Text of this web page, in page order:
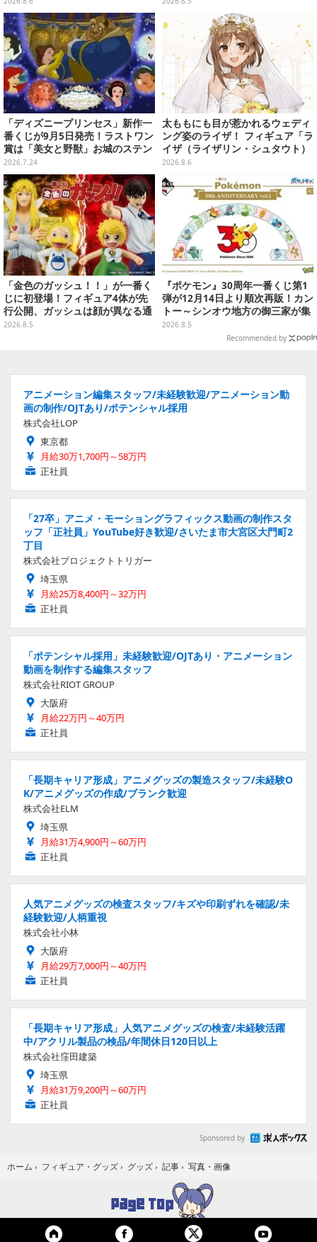
ベントメモリーや楽曲などが新た
に追加へ
「ディズニープリンセス」新作一
番くじが9月5日発売！ラストワン
賞は「美女と野獣」お城のステン
ドグラス風ライト
2026.7.24
太ももにも目が惹かれるウェディ
ング姿のライザ！ フィギュア「ラ
イザ（ライザリン・シュタウト）
ウェディングStyle」が8月7日よ
り予約受付開始
2026.8.6
「金色のガッシュ！！」が一番く
じに初登場！フィギュア4体が先
行公開、ガッシュは顔が異なる通
常/ザケルver.の2種
2026.8.5
『ポケモン』30周年一番くじ第1
弾が12月14日より順次再販！カン
トー～シンオウ地方の御三家が集
まった時計、ぬいぐるみなど記念
グッズ盛りだくさん
2026.8.5
Recommended by
アニメーション編集スタッフ/未経験歓迎/アニメーション動
画の制作/OJTあり/ポテンシャル採用
株式会社LOP
東京都
月給30万1,700円～58万円
正社員
「27卒」アニメ・モーショングラフィックス動画の制作スタ
ッフ「正社員」YouTube好き歓迎/さいたま市大宮区大門町2
丁目
株式会社プロジェクトトリガー
埼玉県
月給25万8,400円～32万円
正社員
「ポテンシャル採用」未経験歓迎/OJTあり・アニメーション
動画を制作する編集スタッフ
株式会社RIOT GROUP
大阪府
月給22万円～40万円
正社員
「長期キャリア形成」アニメグッズの製造スタッフ/未経験O
K/アニメグッズの作成/ブランク歓迎
株式会社ELM
埼玉県
月給31万4,900円～60万円
正社員
人気アニメグッズの検査スタッフ/キズや印刷ずれを確認/未
経験歓迎/人柄重視
株式会社小林
大阪府
月給29万7,000円～40万円
正社員
「長期キャリア形成」人気アニメグッズの検査/未経験活躍
中/アクリル製品の検品/年間休日120日以上
株式会社窪田建築
埼玉県
月給31万9,200円～60万円
正社員
Sponsored by
ホーム › フィギュア・グッズ › グッズ › 記事 › 写真・画像